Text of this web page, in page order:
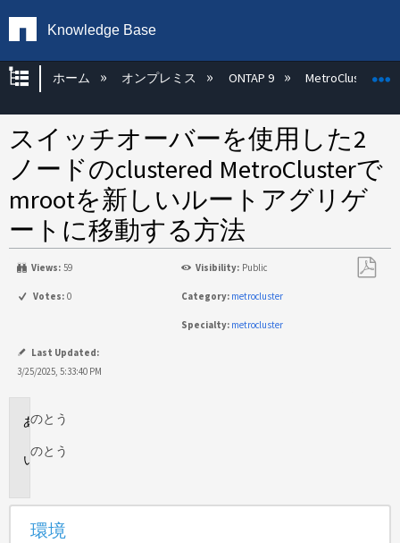
Knowledge Base
グローバル階層を展開/折りたたむ
ホーム オンプレミス ONTAP 9 MetroCluster
スイッチオーバーを使用した2
ノードのclustered MetroClusterで
mrootを新しいルートアグリゲ
ートに移動する方法
Views: 59 Visibility: Public
Votes: 0 Category: metrocluster
Specialty: metrocluster
Last Updated:
3/25/2025, 5:33:40 PM
環
概
のとう
のとう
環境